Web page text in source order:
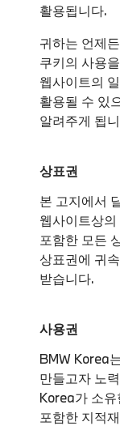
활용됩니다.
귀하는 언제
쿠키의 사용
웹사이트의
활용될 수 있
알려주게 됩
상표권
본 고지에서
웹사이트상
포함한 모든
상표권에 귀
받습니다.
사용권
BMW Korea
만들고자 노
Korea가 소
포함한 지적